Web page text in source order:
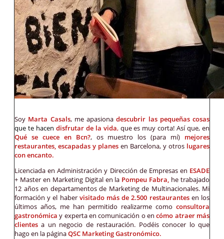
Soy Marta Casals, me apasionadescubrir las pequeñas cosas
que te hacen disfrutar de la vida,que es muy corta! Así que, en
Qué se cuece en Bcn?, os muestro los (para mí) mejores
restaurantes, escapadas y planes en Barcelona, y otros lugares
con encanto.
Licenciada en Administración y Dirección de Empresas en ESADE
+ Master en Marketing Digital en la Pompeu Fabra, he trabajado
12 años en departamentos de Marketing de Multinacionales. Mi
formación y el haber visitado más de 2.500 restaurantes en los
últimos años, me han permitido realizarme como consultora
gastronómicay experta en comunicación o encómo atraer más
clientes a un negocio de restauración. Podéis conocer lo que
hago en la páginaQSC Marketing Gastronómico.